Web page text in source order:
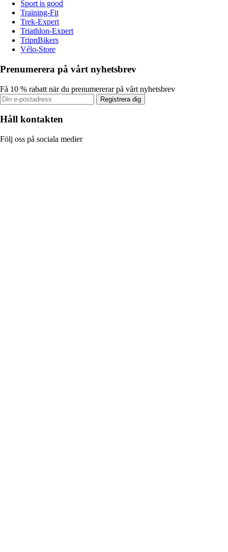
Sport is good
Training-Fit
Trek-Expert
Triathlon-Expert
TripnBikers
Vélo-Store
Prenumerera på vårt nyhetsbrev
Få 10 % rabatt när du prenumererar på vårt nyhetsbrev
Registrera dig
Håll kontakten
Följ oss på sociala medier